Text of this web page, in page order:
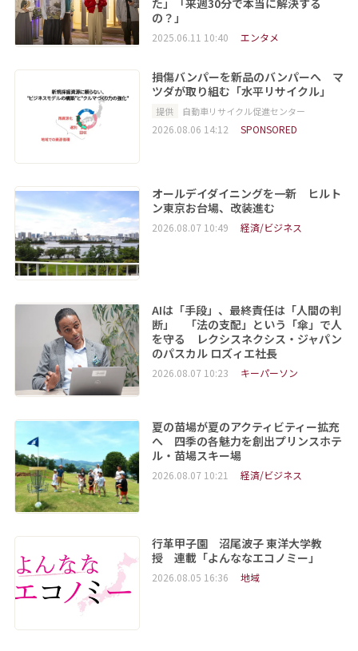
の？」
2025.06.11 10:40 エンタメ
損傷バンパーを新品のバンパーへ マ
ツダが取り組む「水平リサイクル」
提供 自動車リサイクル促進センター
2026.08.06 14:12 SPONSORED
オールデイダイニングを一新 ヒルト
ン東京お台場、改装進む
2026.08.07 10:49 経済/ビジネス
AIは「手段」、最終責任は「人間の判
断」 「法の支配」という「傘」で人
を守る レクシスネクシス・ジャパン
のパスカル ロズィエ社長
2026.08.07 10:23 キーパーソン
夏の苗場が夏のアクティビティー拡充
へ 四季の各魅力を創出プリンスホテ
ル・苗場スキー場
2026.08.07 10:21 経済/ビジネス
行革甲子園 沼尾波子 東洋大学教
授 連載「よんななエコノミー」
2026.08.05 16:36 地域